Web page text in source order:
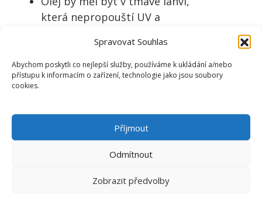
Spravovat Souhlas
Abychom poskytli co nejlepší služby, používáme k ukládání a/nebo
přístupu k informacím o zařízení, technologie jako jsou soubory
cookies.
Příjmout
Odmítnout
Zobrazit předvolby
která nepropouští UV a
olej poznáte podle zápachu)
Někteří výrobci své oleje
těžkými kovy – pokud má olej
certifikát nezávadnosti, je to